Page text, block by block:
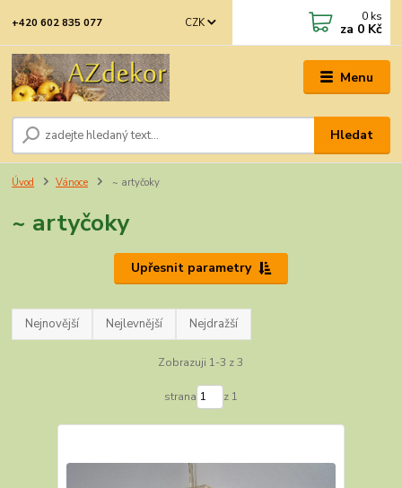
Menu
CZK
Hledat
+420 602 835 077 0 ks
za 0 Kč
Úvod Vánoce ~ artyčoky
~ artyčoky
Upřesnit parametry
Nejnovější Nejlevnější Nejdražší
Zobrazuji 1-3 z 3
strana z 1